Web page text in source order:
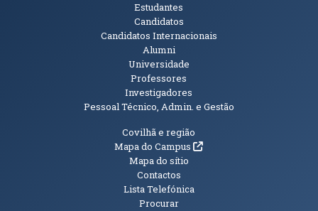
Estudantes
Candidatos
Candidatos Internacionais
Alumni
Universidade
Professores
Investigadores
Pessoal Técnico, Admin. e Gestão
Informações Adicionais
Covilhã e região
Mapa do Campus(abre em nova janela)
Mapa do sítio
Contactos
Lista Telefónica
Procurar